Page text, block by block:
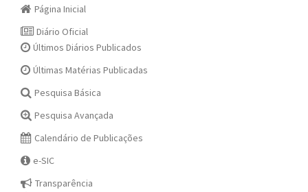
Página Inicial
Diário Oficial
Últimos Diários Publicados
Últimas Matérias Publicadas
Pesquisa Básica
Pesquisa Avançada
Calendário de Publicações
e-SIC
Transparência